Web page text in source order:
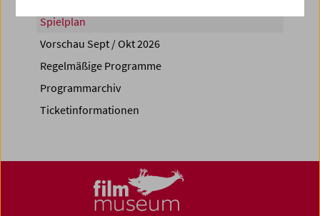
Spielplan
Vorschau Sept / Okt 2026
Regelmäßige Programme
Programmarchiv
Ticketinformationen